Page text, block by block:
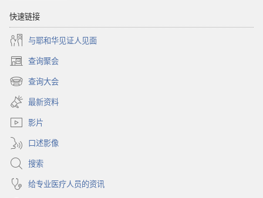
快速链接
与耶和华见证人见面
查询聚会
（打
开
新
窗
口）
查询大会
（打
开
新
窗
最新资料
影片
口述影像
搜索
给专业医疗人员的资讯